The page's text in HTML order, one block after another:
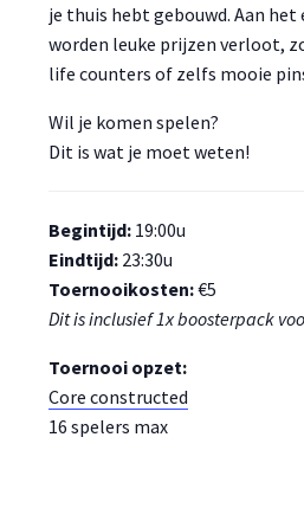
je thuis hebt gebouwd. Aan het
worden leuke prijzen verloot,
life counters of zelfs mooie
Wil je komen spelen?
Dit is wat je moet weten!
Begintijd: 19:00u
Eindtijd: 23:30u
Toernooikosten:€5
Dit is inclusief 1x boosterpack
Toernooi opzet:
Core constructed
16 spelers max